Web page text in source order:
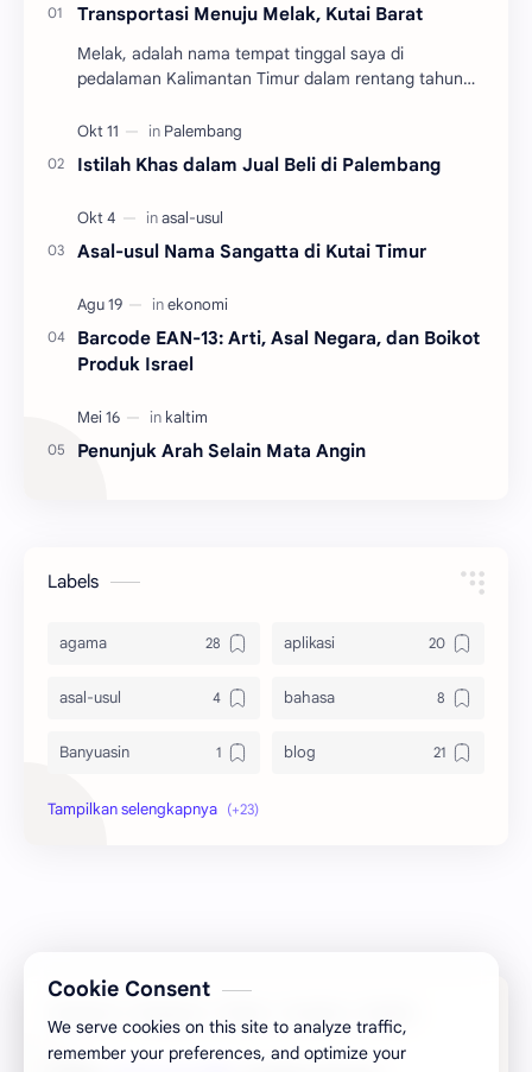
Transportasi Menuju Melak, Kutai Barat
Melak, adalah nama tempat tinggal saya di
pedalaman Kalimantan Timur dalam rentang tahun
kecamatan y…
Istilah Khas dalam Jual Beli di Palembang
Asal-usul Nama Sangatta di Kutai Timur
Barcode EAN-13: Arti, Asal Negara, dan Boikot
Produk Israel
Penunjuk Arah Selain Mata Angin
Labels
agama aplikasi
asal-usul bahasa
Banyuasin blog
bola
kutai barat lain-lain
Cookie Consent
We serve cookies on this site to analyze traffic,
remember your preferences, and optimize your